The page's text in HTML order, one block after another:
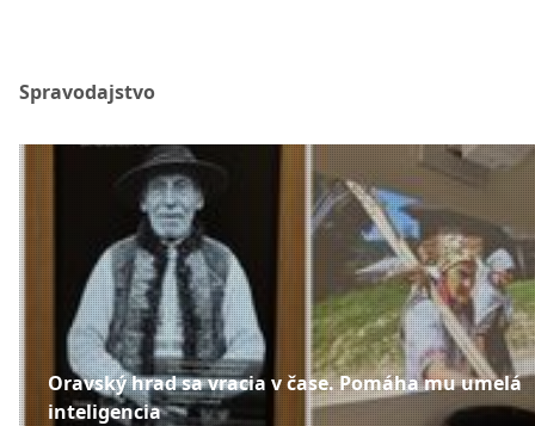
Spravodajstvo
Oravský hrad sa vracia v čase. Pomáha mu umelá
inteligencia